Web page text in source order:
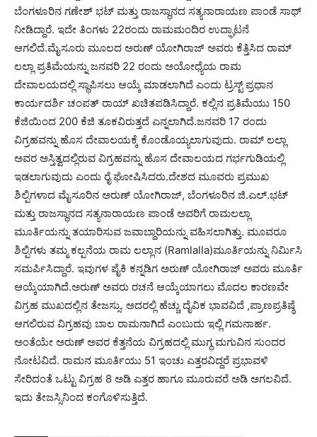
ಬೆಂಗಳೂರಿನ ಗಣೇಶ್ ಭಟ್ ಮತ್ತು ರಾಜಸ್ಥಾನದ ಸತ್ಯನಾರಾಯಣ ಪಾಂಡೆ ಸಾಥ್
ನೀಡಿದ್ದಾರೆ. ಇದೇ ತಿಂಗಳು 22ರಂದು ರಾಮಮಂದಿರ ಉದ್ಘಾಟನೆ
ಆಗಲಿದೆ.ಮೈಸೂರು ಮೂಲದ ಅರುಣ್ ಯೋಗಿರಾಜ್ ಅವರು ಕೆತ್ತಿಸಿದ ರಾಮ್
ಲಲ್ಲಾ ಪ್ರತಿಮೆಯನ್ನು ಜನವರಿ 22 ರಂದು ಅಯೋಧ್ಯೆಯ ರಾಮ
ದೇವಾಲಯದಲ್ಲಿ ಸ್ಥಾಪಿಸಲು ಆಯ್ಕೆ ಮಾಡಲಾಗಿದೆ ಎಂದು ಟ್ರಸ್ಟ್ ಪ್ರಧಾನ
ಕಾರ್ಯದರ್ಶಿ ಚಂಪತ್ ರಾಯ್ ಖಚಿತಪಡಿಸಿದ್ದಾರೆ. ಕಲ್ಲಿನ ಪ್ರತಿಮೆಯು 150
ಕೆಜಿಯಿಂದ 200 ಕೆಜಿ ತೂಕವಿರುತ್ತದೆ ಎನ್ನಲಾಗಿದೆ.ಜನವರಿ 17 ರಂದು
ವಿಗ್ರಹವನ್ನು ಹೊಸ ದೇವಾಲಯಕ್ಕೆ ಕೊಂಡೊಯ್ಯಲಾಗುವುದು. ರಾಮ್ ಲಲ್ಲಾ
ಅವರ ಅಸ್ತಿತ್ವದಲ್ಲಿರುವ ವಿಗ್ರಹವನ್ನು ಹೊಸ ದೇವಾಲಯದ ಗರ್ಭಗುಡಿಯಲ್ಲಿ
ಇಡಲಾಗುವುದು ಎಂದು ರೈ ಘೋಷಿಸಿದರು.ದೇಶದ ಮೂವರು ಪ್ರಮುಖ
ಶಿಲ್ಪಿಗಳಾದ ಮೈಸೂರಿನ ಅರುಣ್ ಯೋಗಿರಾಜ್, ಬೆಂಗಳೂರಿನ ಜಿ.ಎಲ್.ಭಟ್
ಮತ್ತು ರಾಜಸ್ಥಾನದ ಸತ್ಯನಾರಾಯಣ ಪಾಂಡೆ ಅವರಿಗೆ ರಾಮಲಲ್ಲಾ
ಮೂರ್ತಿಯನ್ನು ತಯಾರಿಸುವ ಜವಾಬ್ದಾರಿಯನ್ನು ವಹಿಸಲಾಗಿತ್ತು. ಮೂವರೂ
ಶಿಲ್ಪಿಗಳು ತಮ್ಮ ಕಲ್ಪನೆಯ ರಾಮ ಲಲ್ಲಾನ (Ramlalla)ಮೂರ್ತಿಯನ್ನು ನಿರ್ಮಿಸಿ
ಸಮರ್ಪಿಸಿದ್ದಾರೆ. ಇವುಗಳ ಪೈಕಿ ಕನ್ನಡಿಗ ಅರುಣ್ ಯೋಗಿರಾಜ್ ಅವರು ಮೂರ್ತಿ
ಆಯ್ಕೆಯಾಗಿದೆ.ಅರುಣ್ ಅವರು ರಚನೆ ಆಯ್ಕೆಯಾಗಲು ಮೊದಲ ಕಾರಣವೇ
ವಿಗ್ರಹ ಮುಖದಲ್ಲಿನ ತೇಜಸ್ಸು. ಅದರಲ್ಲಿ ಹೆಚ್ಚು ದೈವಿಕ ಭಾವವಿದೆ ,ಪ್ರಾಣಪ್ರತಿಷ್ಠೆ
ಆಗಲಿರುವ ವಿಗ್ರಹವು ಬಾಲ ರಾಮನಾಗಿದೆ ಎಂಬುದು ಇಲ್ಲಿ ಗಮನಾರ್ಹ.
ಅಂತೆಯೇ ಅರುಣ್ ಅವರ ಕೆತ್ತನೆಯ ವಿಗ್ರಹದಲ್ಲಿ ಮುಗ್ಧ ಮಗುವಿನ ಸುಂದರ
ನೋಟವಿದೆ. ರಾಮನ ಮೂರ್ತಿಯು 51 ಇಂಚು ಎತ್ತರವಿದ್ದರೆ ಪ್ರಭಾವಳಿ
ಸೇರಿದಂತೆ ಒಟ್ಟು ವಿಗ್ರಹ 8 ಅಡಿ ಎತ್ತರ ಹಾಗೂ ಮೂರುವರೆ ಅಡಿ ಅಗಲವಿದೆ.
ಇದು ತೇಜಸ್ಸಿನಿಂದ ಕಂಗೊಳಿಸುತ್ತಿದೆ.